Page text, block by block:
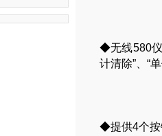
◆无线580仪
计清除”、“
◆提供4个按